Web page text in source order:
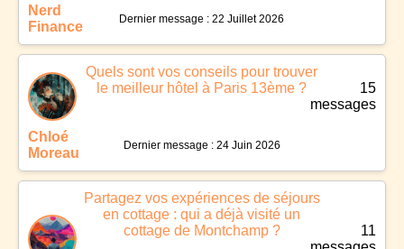
Nerd
Finance
Dernier message : 22 Juillet 2026
Quels sont vos conseils pour trouver
le meilleur hôtel à Paris 13ème ?
Chloé
Moreau
15
messages
Dernier message : 24 Juin 2026
Partagez vos expériences de séjours
en cottage : qui a déjà visité un
cottage de Montchamp ?
11